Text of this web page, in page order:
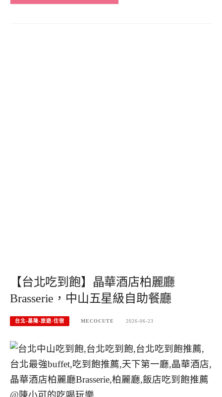
【台北吃到飽】晶華酒店柏麗廳
Brasserie，中山五星級自助餐廳
台北-基隆-旅遊-住宿 MECOCUTE 2026-06-23